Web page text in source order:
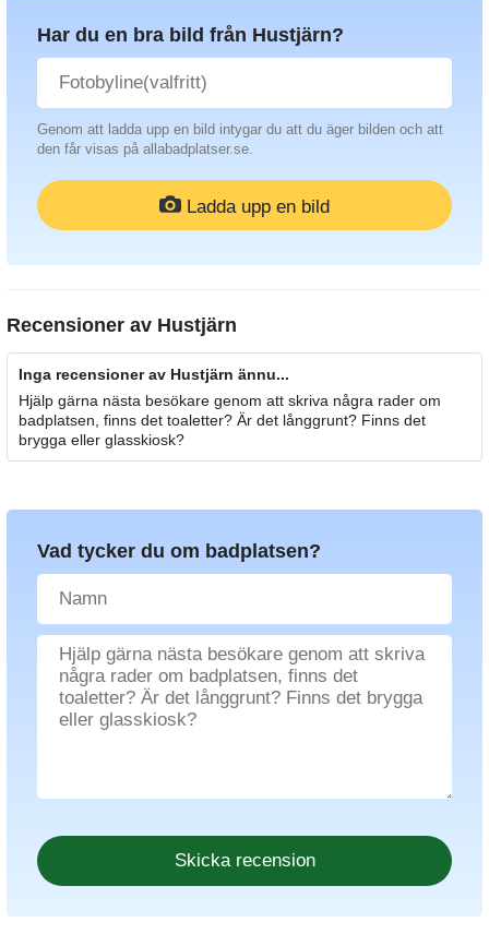
Har du en bra bild från Hustjärn?
Genom att ladda upp en bild intygar du att du äger bilden och att
den får visas på allabadplatser.se.
Ladda upp en bild
Recensioner av Hustjärn
Inga recensioner av Hustjärn ännu...
Hjälp gärna nästa besökare genom att skriva några rader om
badplatsen, finns det toaletter? Är det långgrunt? Finns det
brygga eller glasskiosk?
Vad tycker du om badplatsen?